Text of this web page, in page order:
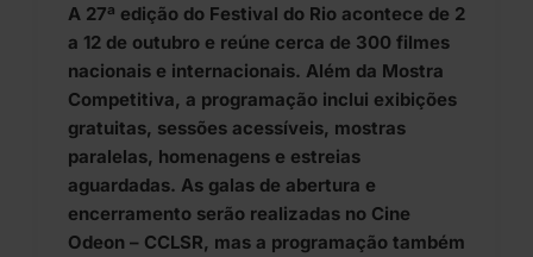
A 27ª edição do Festival do Rio acontece de 2
a 12 de outubro e reúne cerca de 300 filmes
nacionais e internacionais. Além da Mostra
Competitiva, a programação inclui exibições
gratuitas, sessões acessíveis, mostras
paralelas, homenagens e estreias
aguardadas. As galas de abertura e
encerramento serão realizadas no Cine
Odeon – CCLSR, mas a programação também